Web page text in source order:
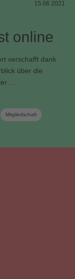
15.06.2021
online
verschafft dank
über die
…
Mitgliedschaft